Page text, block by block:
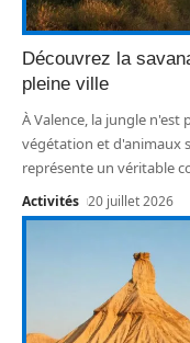
Découvrez la
pleine ville
À Valence, la jungle n'est
végétation et d'animaux
représente un véritable
Activités 20 juillet 2026